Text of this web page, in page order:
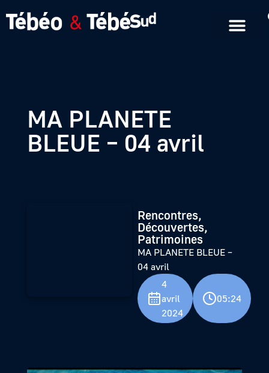
MA PLANETE
BLEUE – 04 avril
Rencontres,
Découvertes,
Patrimoines
MA PLANETE BLEUE –
04 avril
4
avril
2024
05:24